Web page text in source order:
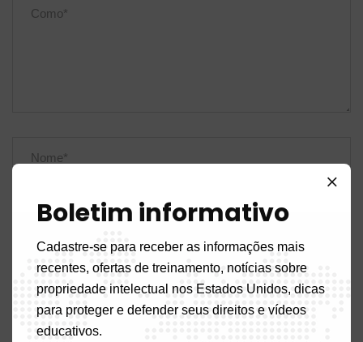
Salve meu nome, e-mail e site neste navegador para a
Boletim informativo
Cadastre-se para receber as informações mais
recentes, ofertas de treinamento, notícias sobre
propriedade intelectual nos Estados Unidos, dicas
para proteger e defender seus direitos e vídeos
educativos.